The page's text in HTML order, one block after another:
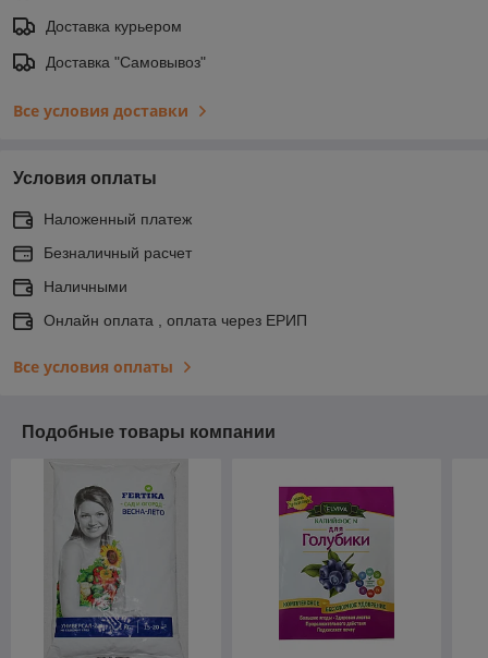
Доставка курьером
Доставка "Самовывоз"
Все условия доставки
Условия оплаты
Наложенный платеж
Безналичный расчет
Наличными
Онлайн оплата , оплата через ЕРИП
Все условия оплаты
Подобные товары компании